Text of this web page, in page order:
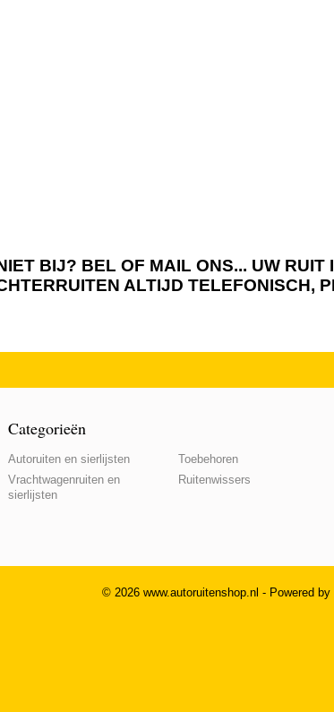
BIJ? BEL OF MAIL ONS... UW
ALTIJD TELEFONISCH,
Categorieën
Autoruiten en sierlijsten
Vrachtwagenruiten en
sierlijsten
Toebehoren
Ruitenwissers
© 2026 www.autoruitenshop.nl - Powered by